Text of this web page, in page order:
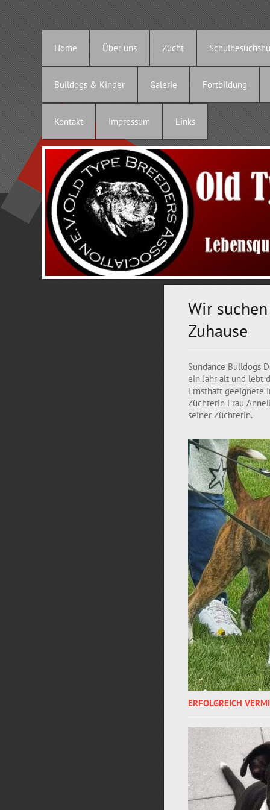
Home Über uns Zucht
Bulldogs & Kinder Galerie Fortbildung
Kontakt Impressum Links
Wir
Zuhause
Sundance Bulldogs
ein Jahr alt und lebt
Ernsthaft geeignete
Züchterin Frau
seiner Züchterin.
ERFOLGREICH